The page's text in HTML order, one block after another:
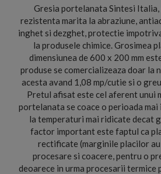
Gresia portelanata Sintesi Italia,
rezistenta marita la abraziune,
inghet si dezghet, protectie
la produsele chimice. Grosimea
dimensiunea de 600 x 200 mm
produse se comercializeaza doar la
acesta avand 1,08 mp/cutie si o
Pretul afisat este cel aferent unui
portelanata se coace o perioada
la temperaturi mai ridicate decat
factor important este faptul ca
rectificate (marginile placilor
procesare si coacere, pentru o
deoarece in urma procesarii termice